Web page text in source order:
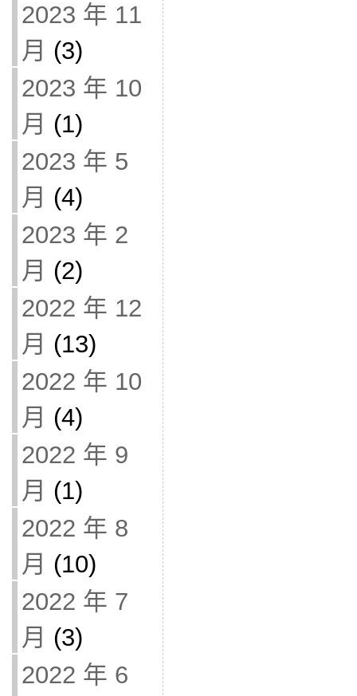
2023 年 11
月 (3)
2023 年 10
月 (1)
2023 年 5
月 (4)
2023 年 2
月 (2)
2022 年 12
月 (13)
2022 年 10
月 (4)
2022 年 9
月 (1)
2022 年 8
月 (10)
2022 年 7
月 (3)
2022 年 6